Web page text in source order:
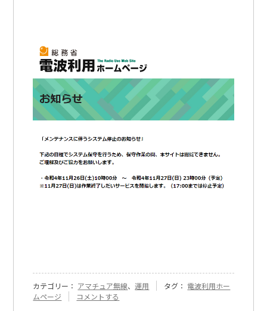
カテゴリー： アマチュア無線、運用 タグ： 電波利用ホー
ムページ
『[622]
コメントする